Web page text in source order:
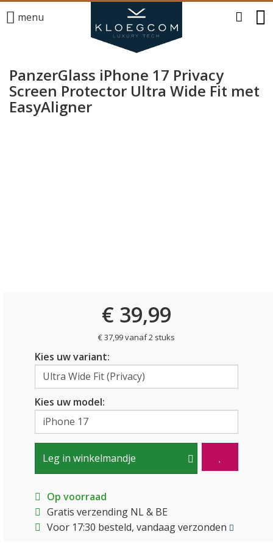
menu
PanzerGlass iPhone 17 Privacy
Screen Protector Ultra Wide Fit met
EasyAligner
€ 39,99
€ 37,99 vanaf 2 stuks
Kies uw variant:
Kies uw model:
Leg in winkelmandje
Op voorraad
Gratis verzending NL & BE
Voor 17:30 besteld, vandaag verzonden